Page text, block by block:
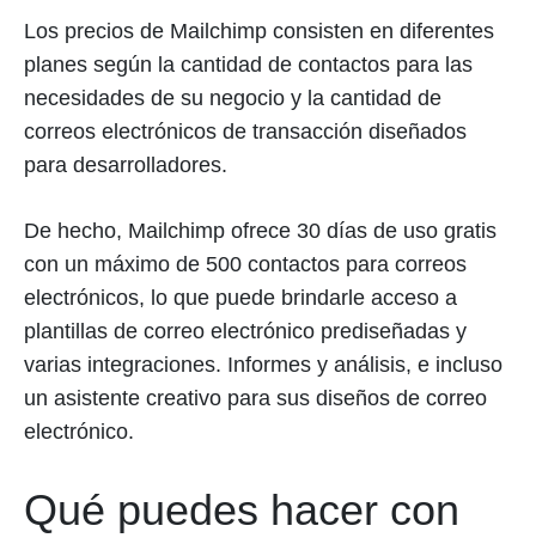
Los precios de Mailchimp consisten en diferentes
planes según la cantidad de contactos para las
necesidades de su negocio y la cantidad de
correos electrónicos de transacción diseñados
para desarrolladores.
De hecho, Mailchimp ofrece 30 días de uso gratis
con un máximo de 500 contactos para correos
electrónicos, lo que puede brindarle acceso a
plantillas de correo electrónico prediseñadas y
varias integraciones. Informes y análisis, e incluso
un asistente creativo para sus diseños de correo
electrónico.
Qué puedes hacer con